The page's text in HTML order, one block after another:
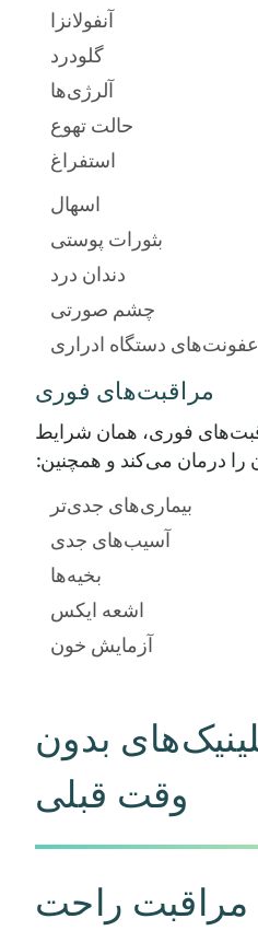
آنفولانزا
گلودرد
آلرژی‌ها
حالت تهوع
استفراغ
اسهال
بثورات پوستی
دندان درد
چشم صورتی
عفونت‌های دستگاه ادراری
مراقبت‌های فوری
فوری، همان شرایط
را درمان می‌کند و همچنین:
بیماری‌های جدی‌تر
آسیب‌های جدی
بخیه‌ها
اشعه ایکس
آزمایش خون
بدون
وقت قبلی
مراقبت راحت